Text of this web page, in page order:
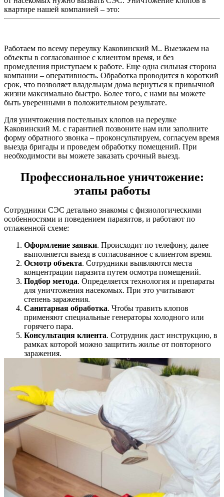
квартире нашей компанией – это:
Работаем по всему переулку Каковинский М.. Выезжаем на
объекты в согласованное с клиентом время, и без
промедления приступаем к работе. Еще одна сильная сторона
компании – оперативность. Обработка проводится в короткий
срок, что позволяет владельцам дома вернуться к привычной
жизни максимально быстро. Более того, с нами вы можете
быть уверенными в положительном результате.
Для уничтожения постельных клопов на переулке
Каковинский М. с гарантией позвоните нам или заполните
форму обратного звонка – проконсультируем, согласуем время
выезда бригады и проведем обработку помещений. При
необходимости вы можете заказать срочный выезд.
Профессиональное уничтожение:
этапы работы
Сотрудники СЭС детально знакомы с физиологическими
особенностями и поведением паразитов, и работают по
отлаженной схеме:
Оформление заявки. Происходит по телефону, далее
выполняется выезд в согласованное с клиентом время.
Осмотр объекта. Сотрудники выявляются места
концентрации паразита путем осмотра помещений.
Подбор метода. Определяется технология и препараты
для уничтожения насекомых. При это учитывают
степень заражения.
Санитарная обработка. Чтобы травить клопов
применяют специальные генераторы холодного или
горячего пара.
Консультация клиента. Сотрудник даст инструкцию, в
рамках которой можно защитить жилье от повторного
заражения.